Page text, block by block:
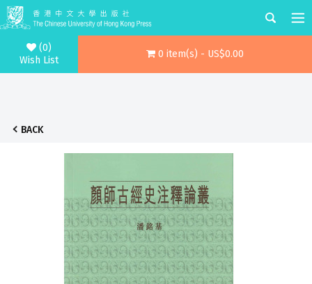
(0)
Wish List
0 item(s) - US$0.00
BACK